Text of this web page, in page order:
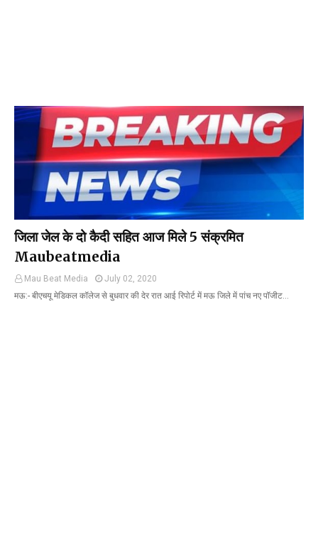
जिला जेल के दो कैदी सहित आज मिले 5 संक्रमित
Maubeatmedia
Mau Beat Media
July 02, 2020
मऊ:- बीएचयू मेडिकल कॉलेज से बुधवार की देर रात आई रिपोर्ट में मऊ जिले में पांच नए पॉजीट…